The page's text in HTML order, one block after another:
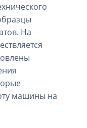
На
машины на